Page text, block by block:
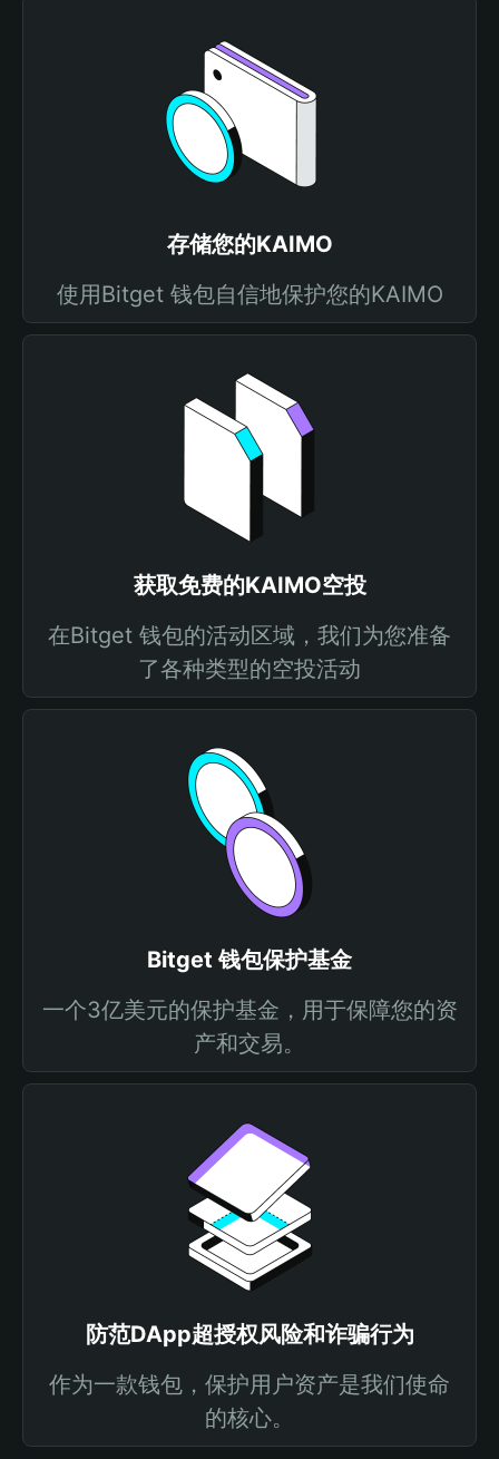
存储您的KAIMO
使用Bitget 钱包自信地保护您的KAIMO
获取免费的KAIMO空投
在Bitget 钱包的活动区域，我们为您准备
了各种类型的空投活动
Bitget 钱包保护基金
一个3亿美元的保护基金，用于保障您的资
产和交易。
防范DApp超授权风险和诈骗行为
作为一款钱包，保护用户资产是我们使命
的核心。